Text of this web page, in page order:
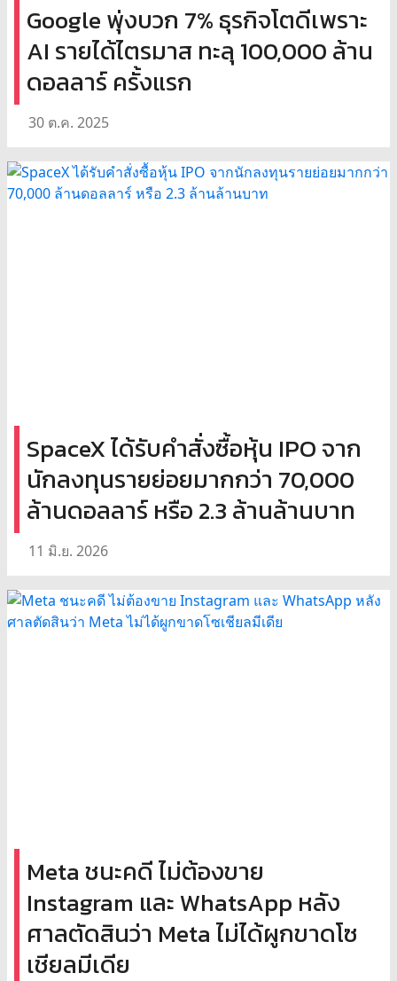
Google พุ่งบวก 7% ธุรกิจโตดีเพราะ
AI รายได้ไตรมาส ทะลุ 100,000 ล้าน
ดอลลาร์ ครั้งแรก
30 ต.ค. 2025
SpaceX ได้รับคำสั่งซื้อหุ้น IPO จาก
นักลงทุนรายย่อยมากกว่า 70,000
ล้านดอลลาร์ หรือ 2.3 ล้านล้านบาท
11 มิ.ย. 2026
Meta ชนะคดี ไม่ต้องขาย
Instagram และ WhatsApp หลัง
ศาลตัดสินว่า Meta ไม่ได้ผูกขาดโซ
เชียลมีเดีย